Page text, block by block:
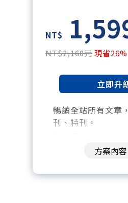
訂閱到期自動扣款
每月下載編輯整理
訂閱專屬電子報：
科技趨勢報。
NT$
NT$2,160元現省26%
立即升
暢讀全站所有文章
刊、特刊。​
訂閱到期自動扣款。
訂閱專屬電子報：
方案內容